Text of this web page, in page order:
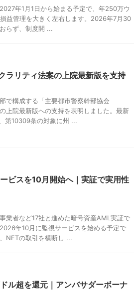
年1月1日から始まる予定で、年250万ウ
益管理を大きく左右します。2026年7月30
らず、制度開 ...
ラリティ法案の上院最新版を支持
で構成する「主要都市警察幹部協会
上院最新版への支持を表明しました。最新
第10309条の対象に州 ...
ビスを10月開始へ｜実証で実用性
業者など17社と進めた暗号資産AML実証で
年10月に監視サービスを始める予定で
NFTの取引を横断し ...
ル超を還元｜アンバサダーボーナ